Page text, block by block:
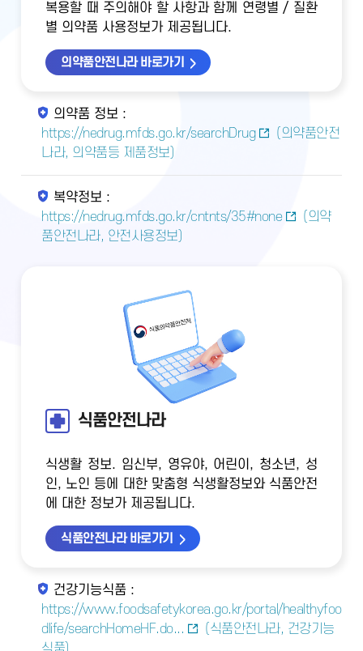
복용할 때 주의해야 할 사항과 함께 연령별 / 질환
별 의약품 사용정보가 제공됩니다.
의약품안전나라 바로가기
의약품 정보 :
https://nedrug.mfds.go.kr/searchDrug
(의약품안전
나라, 의약품등 제품정보)
복약정보 :
https://nedrug.mfds.go.kr/cntnts/35#none
(의약
품안전나라, 안전사용정보)
식품안전나라
식생활 정보. 임신부, 영유야, 어린이, 청소년, 성
인, 노인 등에 대한 맞춤형 식생활정보와 식품안전
에 대한 정보가 제공됩니다.
식품안전나라 바로가기
건강기능식품 :
https://www.foodsafetykorea.go.kr/portal/healthyfoo
dlife/searchHomeHF.do...
(식품안전나라, 건강기능